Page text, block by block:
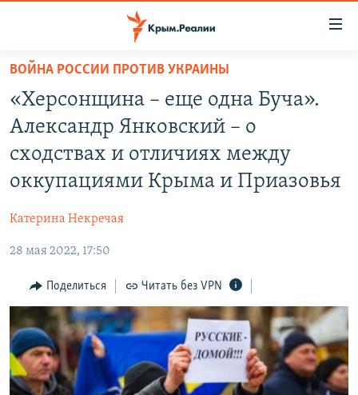
Вернуться
основному
содержанию
главной
Вернутся
СПЕЦПРОЕКТЫ
КАРТА ВОЕННЫХ ОБЪЕКТОВ КРЫМА
ИНТЕРАКТИВ
ИНФОГРАФИКА
ТЕЛЕПРОЕКТ КРЫМ.РЕАЛИИ
СОВЕТЫ ПРАВОЗАЩИТНИКОВ
ПРОПАВШИЕ БЕЗ ВЕСТИ
ПОБЕДИТЕЛЕЙ НЕ СУДЯТ?
РАДІО СВОБОДА
КАК ОБОЙТИ БЛОКИРОВКУ
Qırımtatar
ПРИСОЕДИНЯЙТЕСЬ!
ВОЙНА РОССИИ ПРОТИВ УКРАИНЫ
«Херсонщина – еще одна Буча».
Александр Янковский – о
сходствах и отличиях между
оккупациями Крыма и Приазовья
Катерина Некречая
28 мая 2022, 17:50
Поделиться Читать без VPN